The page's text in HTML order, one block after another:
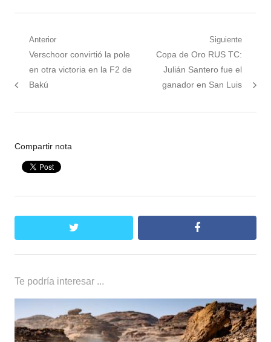
Navegación
entradas
Anterior
Nota
anterior:
Verschoor convirtió la pole
en otra victoria en la F2 de
Bakú
Siguiente
Siguiente
nota:
Copa de Oro RUS TC:
Julián Santero fue el
ganador en San Luis
Compartir nota
twitter facebook
Te podría interesar ...